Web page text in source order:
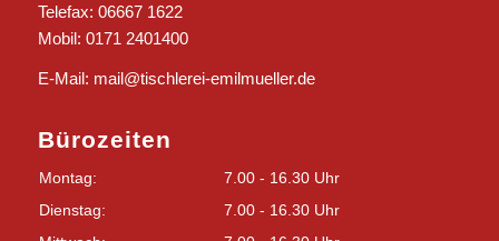
Telefax: 06667 1622
Mobil: 0171 2401400
E-Mail: mail@tischlerei-emilmueller.de
Bürozeiten
Montag:
7.00 - 16.30 Uhr
Dienstag:
7.00 - 16.30 Uhr